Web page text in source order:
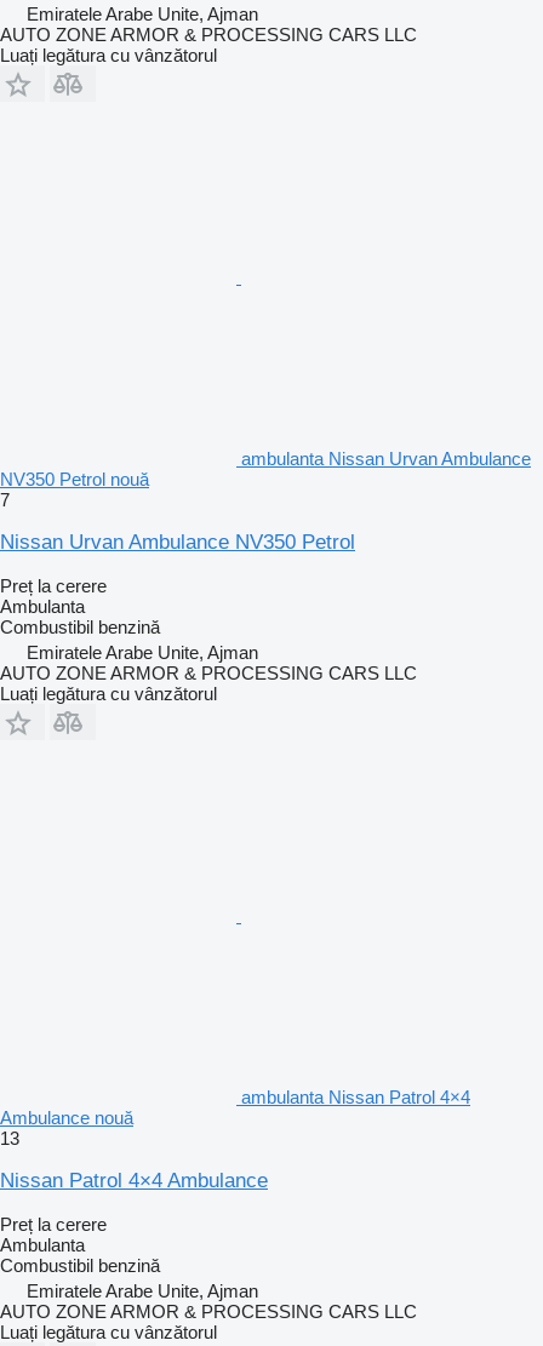
Emiratele Arabe Unite, Ajman
AUTO ZONE ARMOR & PROCESSING CARS LLC
Luați legătura cu vânzătorul
ambulanta Nissan Urvan Ambulance
NV350 Petrol nouă
7
Nissan Urvan Ambulance NV350 Petrol
Preț la cerere
Ambulanta
Combustibil benzină
Emiratele Arabe Unite, Ajman
AUTO ZONE ARMOR & PROCESSING CARS LLC
Luați legătura cu vânzătorul
ambulanta Nissan Patrol 4×4
Ambulance nouă
13
Nissan Patrol 4×4 Ambulance
Preț la cerere
Ambulanta
Combustibil benzină
Emiratele Arabe Unite, Ajman
AUTO ZONE ARMOR & PROCESSING CARS LLC
Luați legătura cu vânzătorul